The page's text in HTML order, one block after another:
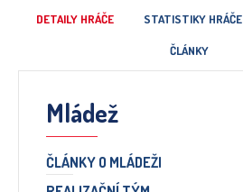
DETAILY HRÁČE STATISTIKY HRÁČE
ČLÁNKY
Mládež
ČLÁNKY O MLÁDEŽI